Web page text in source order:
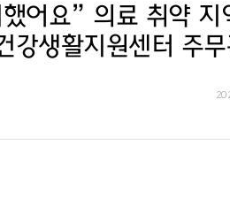
어요” 의료 취약 지
생활지원센터 주